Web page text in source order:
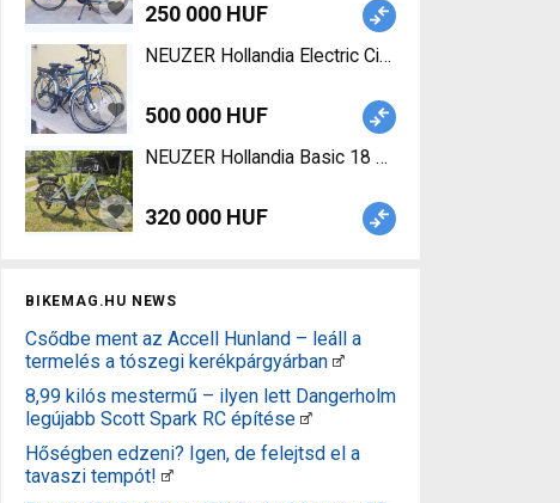
250 000 HUF
NEUZER Hollandia Electric City / Cruiser / Urban
500 000 HUF
NEUZER Hollandia Basic 18
320 000 HUF
BIKEMAG.HU NEWS
Csődbe ment az Accell Hunland – leáll a
termelés a tószegi kerékpárgyárban
8,99 kilós mestermű – ilyen lett Dangerholm
legújabb Scott Spark RC építése
Hőségben edzeni? Igen, de felejtsd el a
tavaszi tempót!